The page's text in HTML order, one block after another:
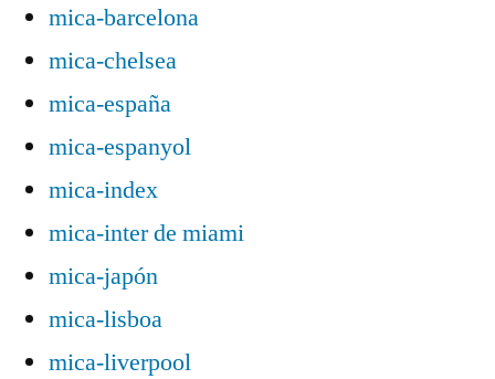
mica-barcelona
mica-chelsea
mica-españa
mica-espanyol
mica-index
mica-inter de miami
mica-japón
mica-lisboa
mica-liverpool